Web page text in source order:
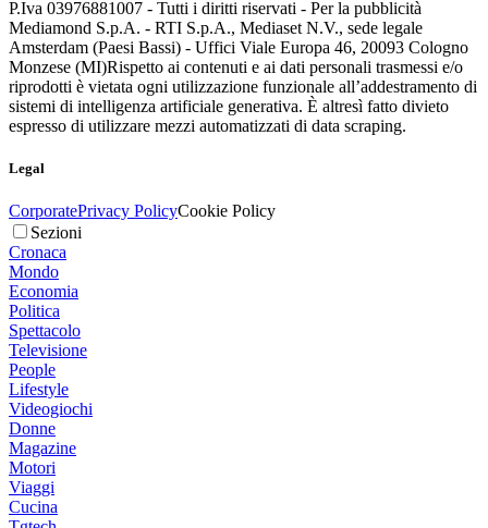
P.Iva 03976881007 - Tutti i diritti riservati - Per la pubblicità
Mediamond S.p.A. - RTI S.p.A., Mediaset N.V., sede legale
Amsterdam (Paesi Bassi) - Uffici Viale Europa 46, 20093 Cologno
Monzese (MI)Rispetto ai contenuti e ai dati personali trasmessi e/o
riprodotti è vietata ogni utilizzazione funzionale all’addestramento di
sistemi di intelligenza artificiale generativa. È altresì fatto divieto
espresso di utilizzare mezzi automatizzati di data scraping.
Legal
CorporatePrivacy PolicyCookie Policy
Sezioni
Cronaca
Mondo
Economia
Politica
Spettacolo
Televisione
People
Lifestyle
Videogiochi
Donne
Magazine
Motori
Viaggi
Cucina